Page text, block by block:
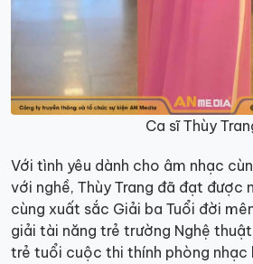
Ca sĩ Thùy
Với tình yêu dành cho âm nhạc
với nghề, Thùy Trang đã đạt được
cùng xuất sắc Giải ba Tuổi đời
giải tài năng trẻ trường Nghệ
trẻ tuổi cuộc thi thính phòng